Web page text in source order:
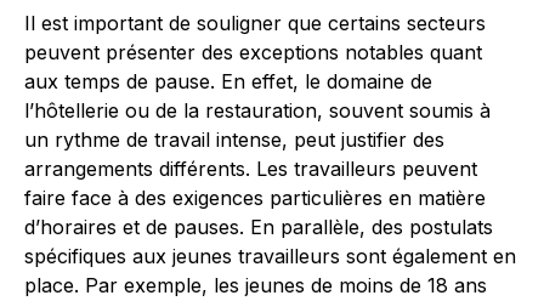
Il est important de souligner que certains secteurs
peuvent présenter des exceptions notables quant
aux temps de pause. En effet, le domaine de
l’hôtellerie ou de la restauration, souvent soumis à
un rythme de travail intense, peut justifier des
arrangements différents. Les travailleurs peuvent
faire face à des exigences particulières en matière
d’horaires et de pauses. En parallèle, des postulats
spécifiques aux jeunes travailleurs sont également en
place. Par exemple, les jeunes de moins de 18 ans